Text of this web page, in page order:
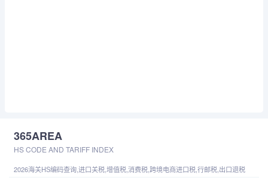
365AREA
HS CODE AND TARIFF INDEX
2026海关HS编码查询,进口关税,增值税,消费税,跨境电商进口税,行邮税,出口退税